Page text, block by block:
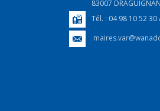
83007
Tél. : 04 98 10 52 30